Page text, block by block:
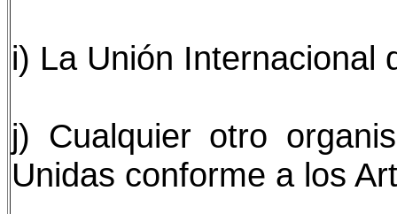
i) La Unión Internacional
j) Cualquier otro
Unidas conforme a los